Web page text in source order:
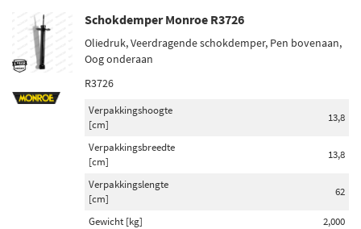
Schokdemper Monroe R3726
Oliedruk, Veerdragende schokdemper, Pen bovenaan,
Oog onderaan
R3726
Verpakkingshoogte
[cm]
13,8
Verpakkingsbreedte
[cm]
13,8
Verpakkingslengte
[cm]
62
Gewicht [kg]
2,000